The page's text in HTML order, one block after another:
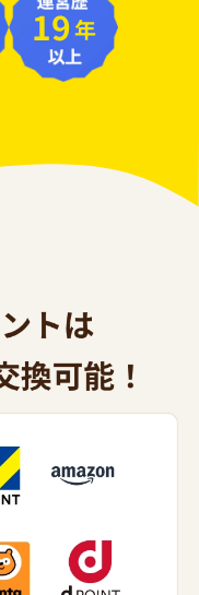
19年